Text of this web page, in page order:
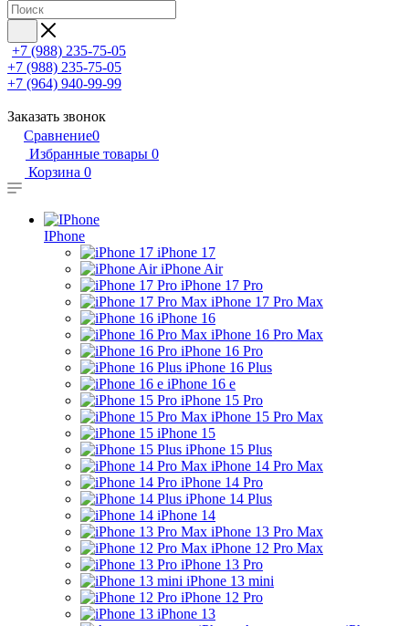
+7 (988) 235-75-05
+7 (988) 235-75-05
+7 (964) 940-99-99
Заказать звонок
Сравнение0
Избранные товары 0
Корзина 0
IPhone
iPhone 17
iPhone Air
iPhone 17 Pro
iPhone 17 Pro Max
iPhone 16
iPhone 16 Pro Max
iPhone 16 Pro
iPhone 16 Plus
iPhone 16 e
iPhone 15 Pro
iPhone 15 Pro Max
iPhone 15
iPhone 15 Plus
iPhone 14 Pro Max
iPhone 14 Pro
iPhone 14 Plus
iPhone 14
iPhone 13 Pro Max
iPhone 12 Pro Max
iPhone 13 Pro
iPhone 13 mini
iPhone 12 Pro
iPhone 13